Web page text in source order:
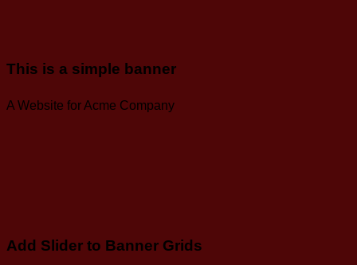
This is a simple banner
A Website for Acme Company
Add Slider to Banner Grids